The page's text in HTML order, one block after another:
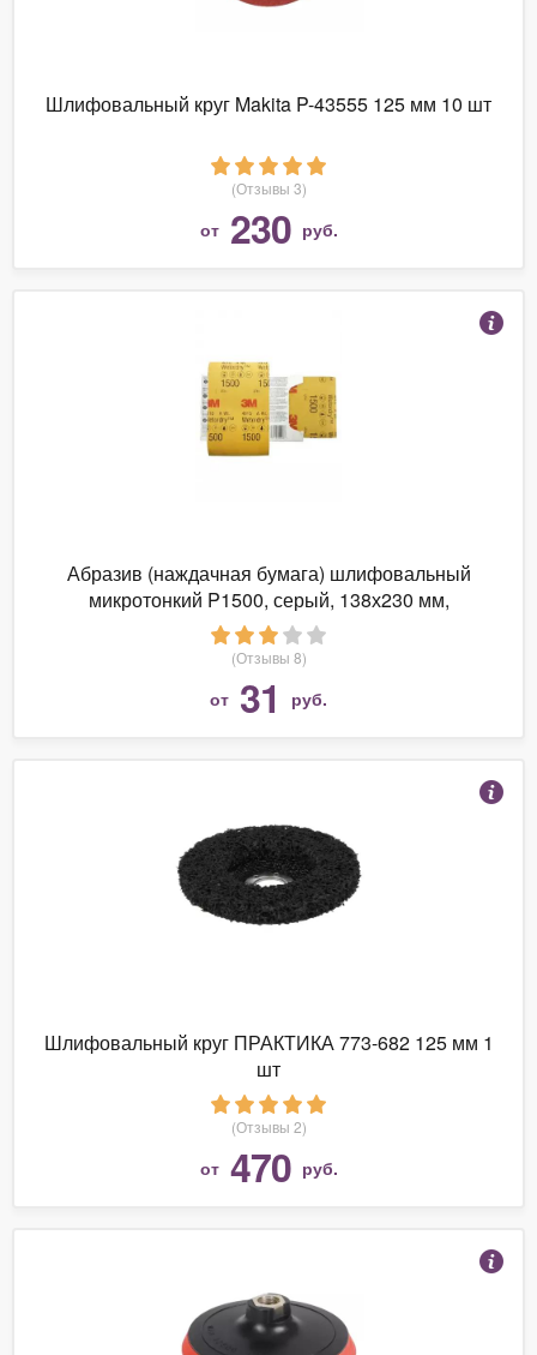
Шлифовальный круг Makita P-43555 125 мм 10 шт
(Отзывы 3)
от 230 руб.
Абразив (наждачная бумага) шлифовальный
микротонкий P1500, серый, 138х230 мм,
09545/02048, 3M
(Отзывы 8)
от 31 руб.
Шлифовальный круг ПРАКТИКА 773-682 125 мм 1
шт
(Отзывы 2)
от 470 руб.